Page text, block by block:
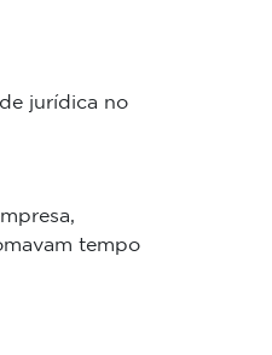
jurídica no
tempo